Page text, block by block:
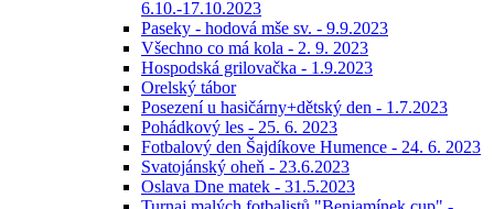
6.10.-17.10.2023
Paseky - hodová mše sv. - 9.9.2023
Všechno co má kola - 2. 9. 2023
Hospodská grilovačka - 1.9.2023
Orelský tábor
Posezení u hasičárny+dětský den - 1.7.2023
Pohádkový les - 25. 6. 2023
Fotbalový den Šajdíkove Humence - 24. 6. 2023
Svatojánský oheň - 23.6.2023
Oslava Dne matek - 31.5.2023